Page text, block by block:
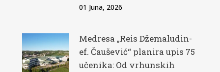
01 Juna, 2026
Medresa „Reis Džemaludin-
ef. Čaušević“ planira upis 75
učenika: Od vrhunskih